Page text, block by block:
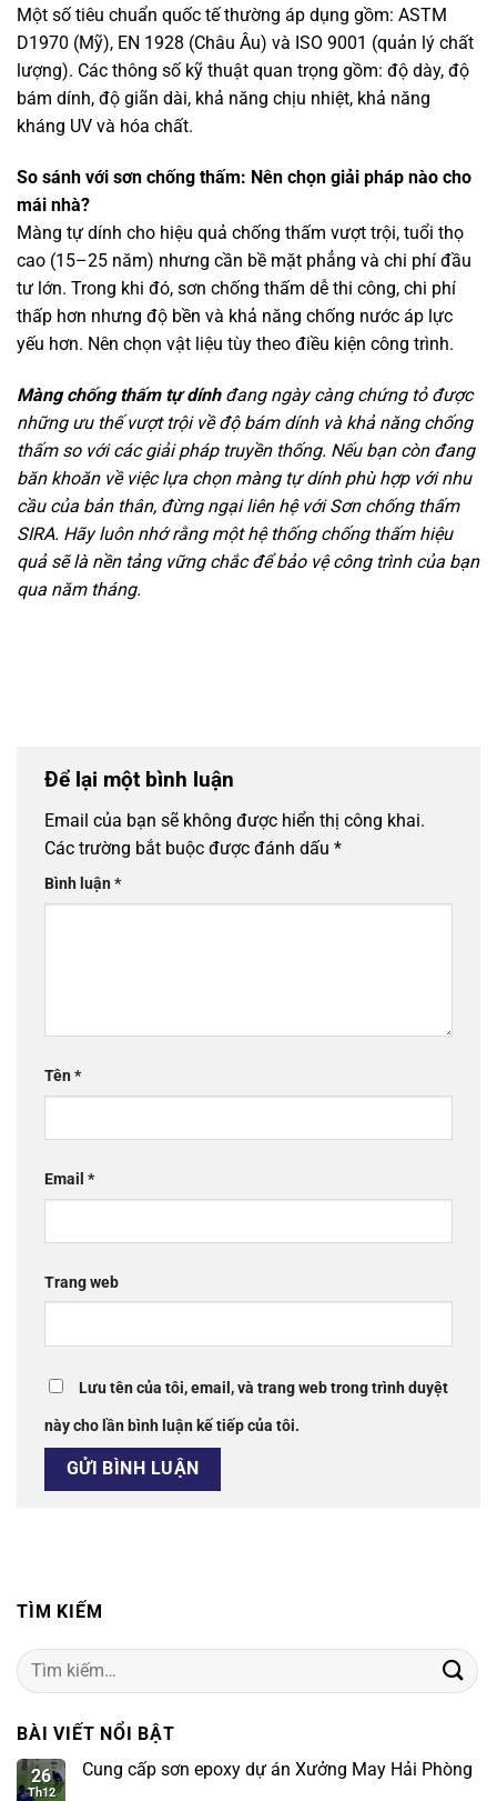
Một số tiêu chuẩn quốc tế thường áp dụng gồm: ASTM
D1970 (Mỹ), EN 1928 (Châu Âu) và ISO 9001 (quản lý chất
lượng). Các thông số kỹ thuật quan trọng gồm: độ dày, độ
bám dính, độ giãn dài, khả năng chịu nhiệt, khả năng
kháng UV và hóa chất.
So sánh với sơn chống thấm: Nên chọn giải pháp nào cho
mái nhà?
Màng tự dính cho hiệu quả chống thấm vượt trội, tuổi thọ
cao (15–25 năm) nhưng cần bề mặt phẳng và chi phí đầu
tư lớn. Trong khi đó, sơn chống thấm dễ thi công, chi phí
thấp hơn nhưng độ bền và khả năng chống nước áp lực
yếu hơn. Nên chọn vật liệu tùy theo điều kiện công trình.
Màng chống thấm tự dínhđang ngày càng chứng tỏ được
những ưu thế vượt trội về độ bám dính và khả năng chống
thấm so với các giải pháp truyền thống. Nếu bạn còn đang
băn khoăn về việc lựa chọn màng tự dính phù hợp với nhu
cầu của bản thân, đừng ngại liên hệ với Sơn chống thấm
SIRA. Hãy luôn nhớ rằng một hệ thống chống thấm hiệu
quả sẽ là nền tảng vững chắc để bảo vệ công trình của bạn
qua năm tháng.
Để lại một bình luận
Email của bạn sẽ không được hiển thị công khai.
Các trường bắt buộc được đánh dấu *
Bình luận*
Tên*
Email *
Trang web
Lưu tên của tôi, email, và trang web trong trình duyệt
này cho lần bình luận kế tiếp của tôi.
TÌM KIẾM
Tìm
kiếm:
BÀI VIẾT NỔI BẬT
26
Th12
Cung cấp sơn epoxy dự án Xưởng May Hải Phòng